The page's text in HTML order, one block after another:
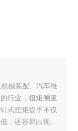
械装配、汽车维
行业，扭矩测量
式扭矩扳手不仅
，还容易出现换